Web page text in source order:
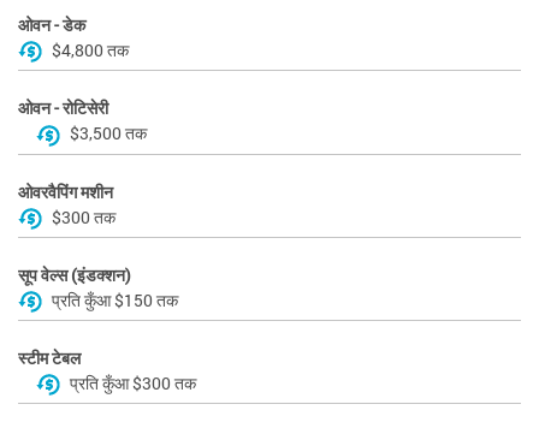
ओवन - डेक
$4,800 तक
ओवन - रोटिसेरी
$3,500 तक
ओवरवैपिंग मशीन
$300 तक
सूप वेल्स (इंडक्शन)
प्रति कुँआ $150 तक
स्टीम टेबल
प्रति कुँआ $300 तक